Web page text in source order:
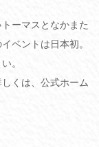
ーマスとなかまた
ベントは日本初。
。
くは、公式ホーム